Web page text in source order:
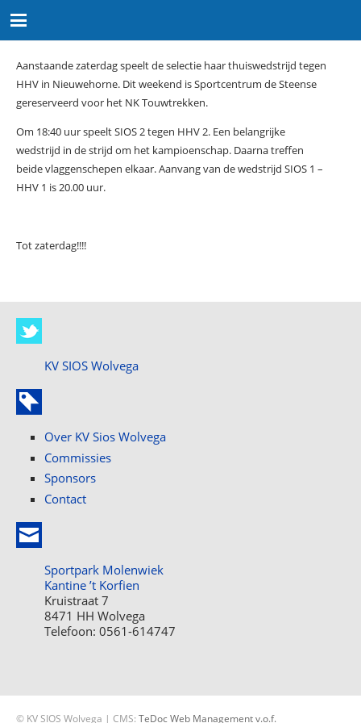
Aanstaande zaterdag speelt de selectie haar thuiswedstrijd tegen
HHV in Nieuwehorne. Dit weekend is Sportcentrum de Steense
gereserveerd voor het NK Touwtrekken.
Om 18:40 uur speelt SIOS 2 tegen HHV 2. Een belangrijke
wedstrijd in de strijd om het kampioenschap. Daarna treffen
beide vlaggenschepen elkaar. Aanvang van de wedstrijd SIOS 1 –
HHV 1 is 20.00 uur.
Tot zaterdag!!!!
KV SIOS Wolvega
Over KV Sios Wolvega
Commissies
Sponsors
Contact
Sportpark Molenwiek
Kantine ’t Korfien
Kruistraat 7
8471 HH Wolvega
Telefoon: 0561-614747
© KV SIOS Wolvega | CMS: TeDoc Web Management v.o.f.